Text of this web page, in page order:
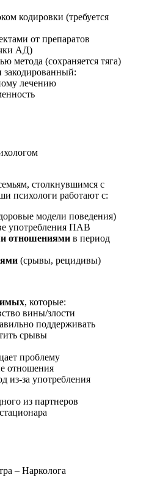
кодировки (требуется
от препаратов
АД)
метода (сохраняется тяга)
закодированный:
лечению
столкнувшимся с
психологи работают с:
модели поведения)
употребления ПАВ
отношениями в период
(срывы, рецидивы)
, которые:
вины/злости
поддерживать
срывы
проблему
отношения
из-за употребления
из партнеров
– Нарколога